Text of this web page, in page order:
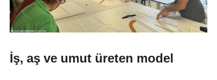
İş, aş ve umut üreten model